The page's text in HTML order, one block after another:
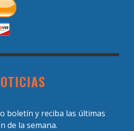
boletín y reciba las últimas
de la semana.